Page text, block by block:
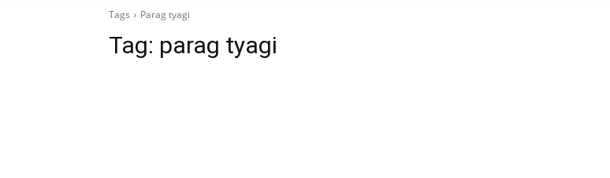
Tags Parag tyagi
Tag: parag tyagi